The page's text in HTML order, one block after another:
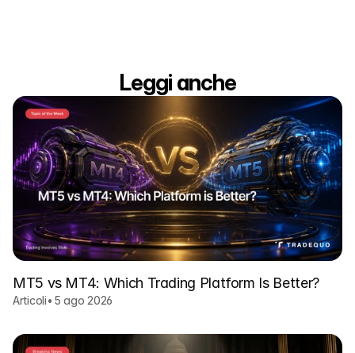
Leggi anche
MT5 vs MT4: Which Trading Platform Is Better?
Articoli• 5 ago 2026